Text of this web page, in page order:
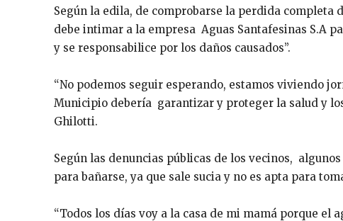
Según la edila, de comprobarse la perdida
debe intimar a la empresa Aguas Santafesinas S.A
y se responsabilice por los daños causados”.
“No podemos seguir esperando, estamos viviendo
Municipio debería garantizar y proteger la salud y
Ghilotti.
Según las denuncias públicas de los vecinos,
para bañarse, ya que sale sucia y no es apta para
“Todos los días voy a la casa de mi mamá porque el